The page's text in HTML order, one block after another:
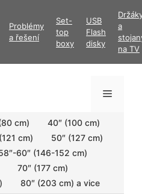
Problémy
a řešení
Set-
top
boxy
USB
Flash
disky
a
na TV
Menu
cm)
40″ (100 cm)
cm)
50″ (127 cm)
60″ (146-152 cm)
70″ (177 cm)
80″ (203 cm) a vice